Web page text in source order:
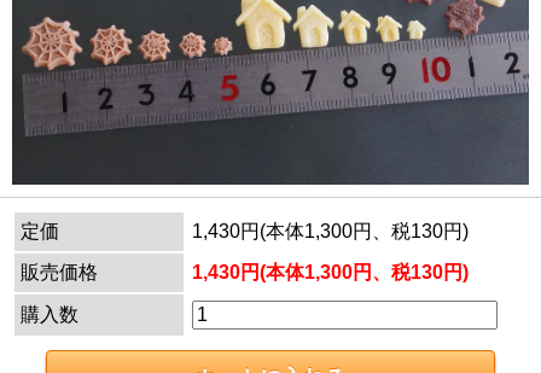
定価
1,430円(本体1,300円、税130円)
販売価格
1,430円(本体1,300円、税130円)
購入数